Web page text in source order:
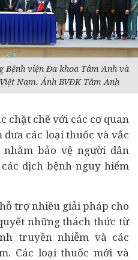
Bệnh viện Đa khoa Tâm Anh và
Nam. Ảnh BVĐK Tâm Anh
chặt chẽ với các cơ quan
đưa các loại thuốc và vắc
bảo vệ người dân
dịch bệnh nguy hiểm
trợ nhiều giải pháp cho
những thách thức từ
truyền nhiễm và các
Các loại thuốc mới và